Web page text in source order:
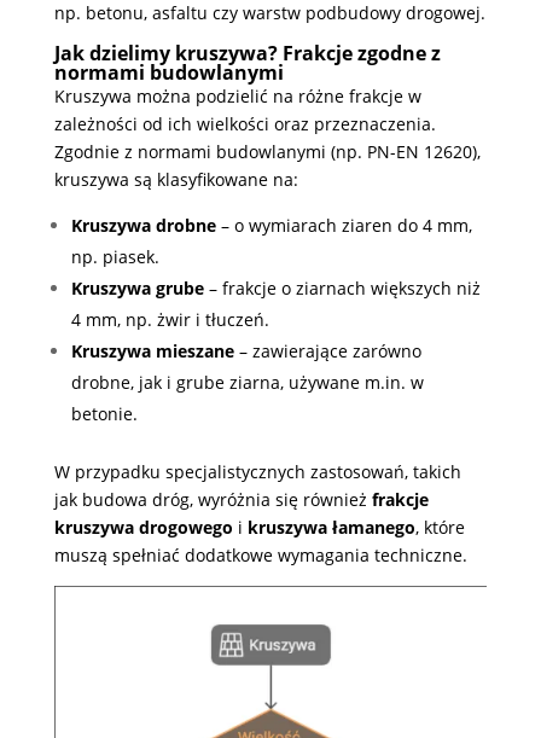
np. betonu, asfaltu czy warstw podbudowy drogowej.
Jak dzielimy kruszywa? Frakcje zgodne z
normami budowlanymi
Kruszywa można podzielić na różne frakcje w
zależności od ich wielkości oraz przeznaczenia.
Zgodnie z normami budowlanymi (np. PN-EN 12620),
kruszywa są klasyfikowane na:
Kruszywa drobne– o wymiarach ziaren do 4 mm,
np. piasek.
Kruszywa grube– frakcje o ziarnach większych niż
4 mm, np. żwir i tłuczeń.
Kruszywa mieszane– zawierające zarówno
drobne, jak i grube ziarna, używane m.in. w
betonie.
W przypadku specjalistycznych zastosowań, takich
jak budowa dróg, wyróżnia się również frakcje
kruszywa drogowego i kruszywa łamanego, które
muszą spełniać dodatkowe wymagania techniczne.